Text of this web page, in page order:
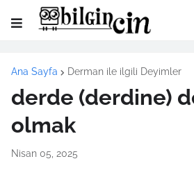
Ana Sayfa Derman ile ilgili Deyimler
derde (derdine)
olmak
Nisan 05, 2025